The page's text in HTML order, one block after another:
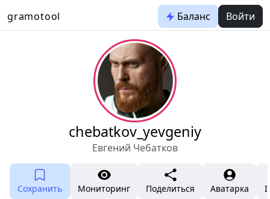
gramotool Баланс Войти
chebatkov_yevgeniy
Евгений Чебатков
Сохранить Мониторинг Поделиться Аватарка